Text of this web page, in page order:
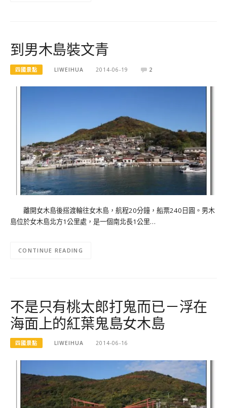
到男木島裝文青
四國景點 LIWEIHUA 2014-06-19 2
離開女木島後搭渡輪往女木島，航程20分鐘，船票240日圓。男木
島位於女木島北方1公里處，是一個南北長1公里…
CONTINUE READING
不是只有桃太郎打鬼而已－浮在
海面上的紅葉鬼島女木島
四國景點 LIWEIHUA 2014-06-16